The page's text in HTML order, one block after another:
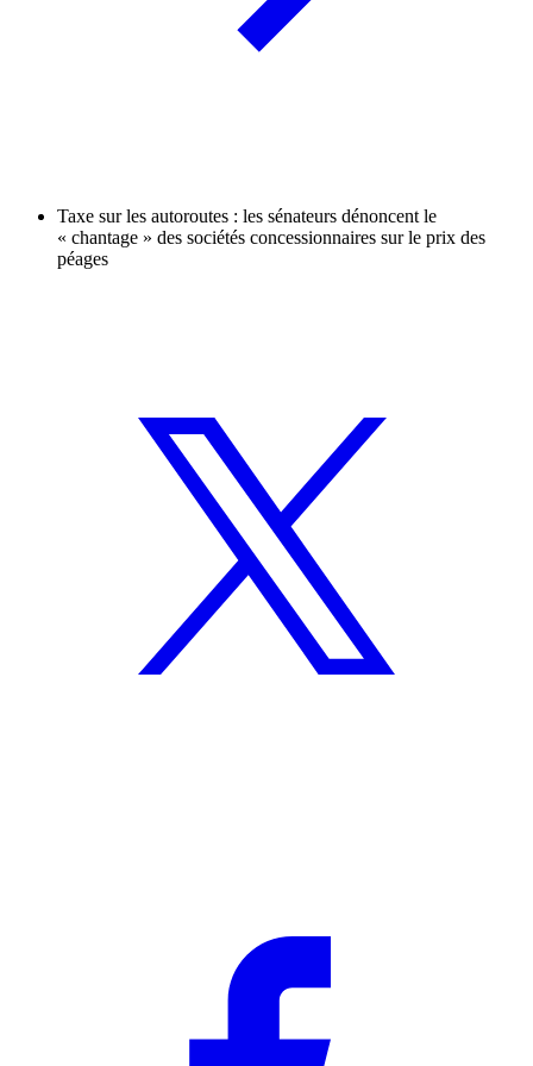
Taxe sur les autoroutes : les sénateurs dénoncent le
« chantage » des sociétés concessionnaires sur le prix des
péages